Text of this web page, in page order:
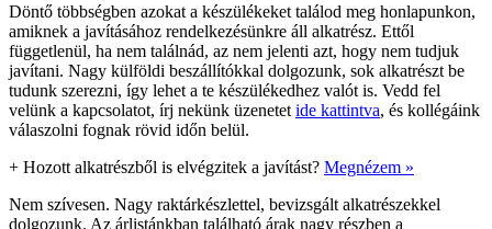
Döntő többségben azokat a készülékeket találod meg honlapunkon,
amiknek a javításához rendelkezésünkre áll alkatrész. Ettől
függetlenül, ha nem találnád, az nem jelenti azt, hogy nem tudjuk
javítani. Nagy külföldi beszállítókkal dolgozunk, sok alkatrészt be
tudunk szerezni, így lehet a te készülékedhez valót is. Vedd fel
velünk a kapcsolatot, írj nekünk üzenetet ide kattintva, és kollégáink
válaszolni fognak rövid időn belül.
+ Hozott alkatrészből is elvégzitek a javítást? Megnézem »
Nem szívesen. Nagy raktárkészlettel, bevizsgált alkatrészekkel
dolgozunk. Az árlistánkban található árak nagy részben a